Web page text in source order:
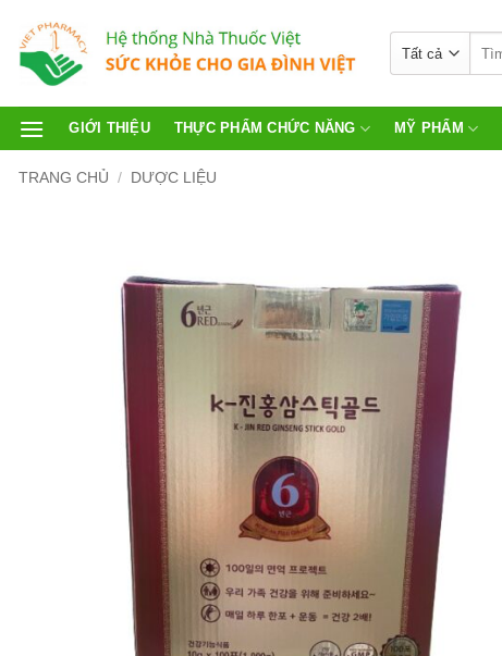
GIỚI THIỆU THỰC PHẨM CHỨC NĂNG MỸ PHẨM
TRANG CHỦ / DƯỢC LIỆU